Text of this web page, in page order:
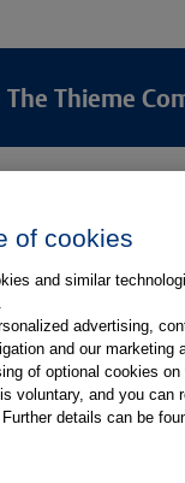
Thieme
Digitale
of cookies
and similar
advertising,
and our
of optional cookies
voluntary, and you
details can be